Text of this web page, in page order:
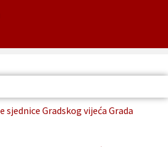
sjednice Gradskog vijeća Grada